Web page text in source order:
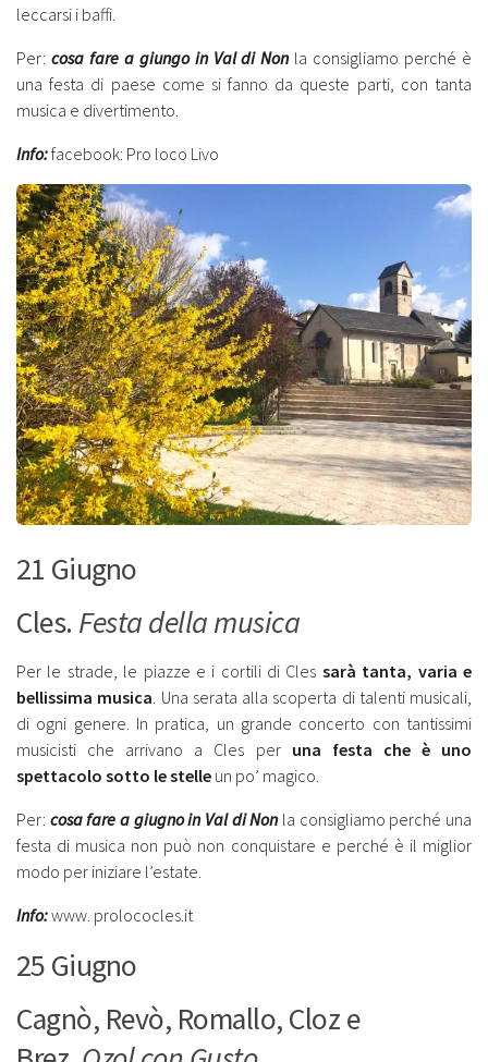
leccarsi i baffi.
Per: cosa fare a giungo in Val di Nonla consigliamo perché è
una festa di paese come si fanno da queste parti, con tanta
musica e divertimento.
Info:facebook: Pro loco Livo
21 Giugno
Cles. Festa della musica
Per le strade, le piazze e i cortili di Cles sarà tanta, varia e
bellissima musica. Una serata alla scoperta di talenti musicali,
di ogni genere. In pratica, un grande concerto con tantissimi
musicisti che arrivano a Cles per una festa che è uno
spettacolo sotto le stelle un po’ magico.
Per: cosa fare a giugnoin Val di Nonla consigliamo perché una
festa di musica non può non conquistare e perché è il miglior
modo per iniziare l’estate.
Info:www. prolococles.it
25 Giugno
Cagnò, Revò, Romallo, Cloz e